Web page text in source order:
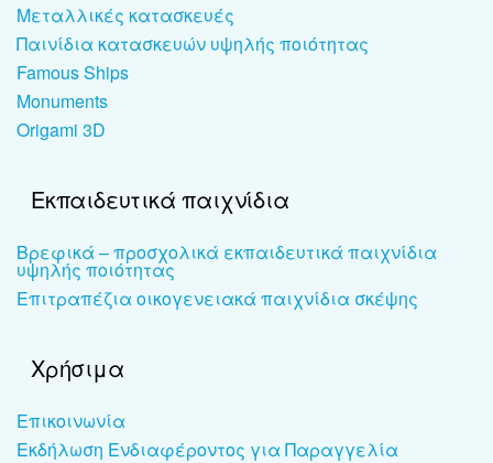
Μεταλλικές κατασκευές
Παινίδια κατασκευών υψηλής ποιότητας
Famous Ships
Monuments
Origami 3D
Εκπαιδευτικά παιχνίδια
Βρεφικά – προσχολικά εκπαιδευτικά παιχνίδια
υψηλής ποιότητας
Επιτραπέζια οικογενειακά παιχνίδια σκέψης
Χρήσιμα
Επικοινωνία
Εκδήλωση Ενδιαφέροντος για Παραγγελία